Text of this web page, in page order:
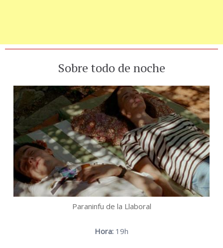
Sobre todo de noche
Paraninfu de la Llaboral
Hora: 19h